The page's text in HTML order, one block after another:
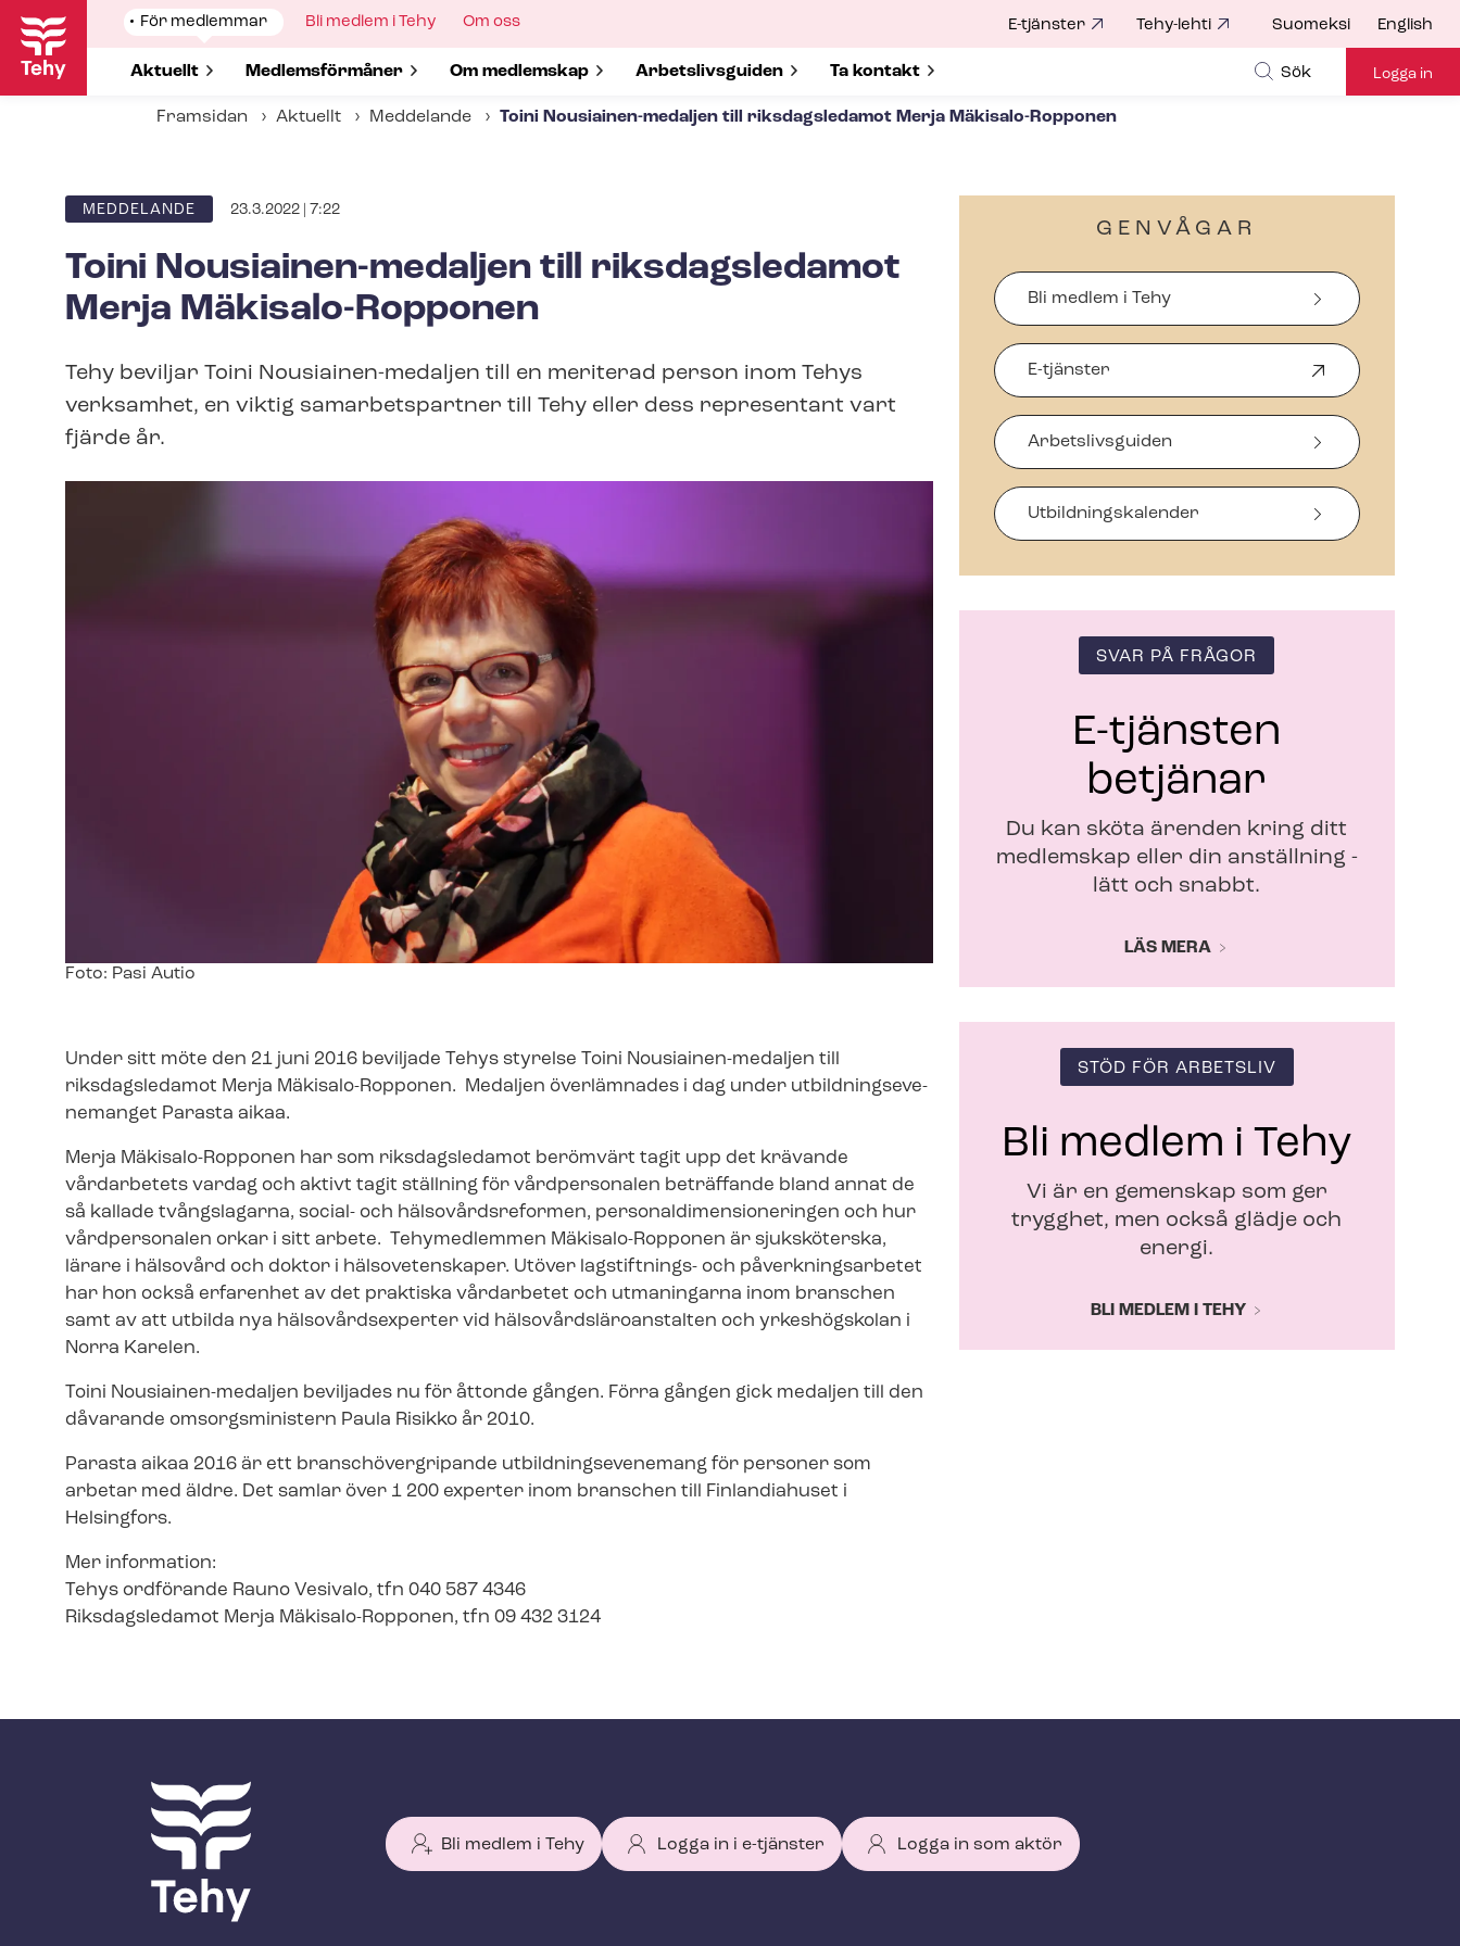
Hoppa
huvudinnehåll
Show
submenu
for
För medlemmar
Show submenu for
Aktuellt Show submenu for
Med­lems­för­må­ner Show submenu for
Om medlemskap Show submenu for
Ar­bets­livs­gui­den Show submenu for
Ta kontakt
Show
for
Bli medlem i Tehy
Show
Om oss E-tjänster Tehy-lehti Suomeksi English
Sök Logga in
Framsidan Aktuellt Meddelande Toini Nousiainen-​medaljen till riksdagsledamot Merja Mäkisalo-Ropponen
ARTICLE
MEDDELANDE 23.3.2022 | 7:22
Toini Nousiainen-​medaljen till riksdagsledamot
Merja Mäkisalo-Ropponen
Tehy beviljar Toini Nousiainen-​medaljen till en meriterad person inom Tehys
verksamhet, en viktig samarbetspartner till Tehy eller dess representant vart
fjärde år.
Image
Foto: Pasi Autio
Under sitt möte den 21 juni 2016 beviljade Tehys styrelse Toini Nousiainen-​medaljen till
riksdagsledamot Merja Mäkisalo-Ropponen. Medaljen överlämnades i dag under ut­bild­nings­e­ve­
ne­mang­et Parasta aikaa.
Merja Mäkisalo-Ropponen har som riksdagsledamot berömvärt tagit upp det krävande
vårdarbetets vardag och aktivt tagit ställning för vårdpersonalen beträffande bland annat de
så kallade tvångslagarna, social- och häl­so­vårds­re­for­men, per­so­nal­di­men­sio­ne­ring­en och hur
vårdpersonalen orkar i sitt arbete. Tehymedlemmen Mäkisalo-Ropponen är sjuksköterska,
lärare i hälsovård och doktor i hälsovetenskaper. Utöver lagstiftnings- och på­verk­nings­ar­be­tet
har hon också erfarenhet av det praktiska vårdarbetet och utmaningarna inom branschen
samt av att utbilda nya häl­so­vårds­ex­per­ter vid häl­so­vårds­läro­an­stal­ten och yrkeshögskolan i
Norra Karelen.
Toini Nousiainen-​medaljen beviljades nu för åttonde gången. Förra gången gick medaljen till den
dåvarande omsorgsministern Paula Risikko år 2010.
Parasta aikaa 2016 är ett bran­schö­ver­gri­pan­de ut­bild­nings­e­ve­ne­mang för personer som
arbetar med äldre. Det samlar över 1 200 experter inom branschen till Finlandiahuset i
Helsingfors.
Mer information:
Tehys ordförande Rauno Vesivalo, tfn 040 587 4346
Riksdagsledamot Merja Mäkisalo-Ropponen, tfn 09 432 3124
GENVÅGAR
Bli medlem i Tehy
E-tjänster
Ö
p
n
a
s
i
t
Arbetslivsguiden
Ut­bild­nings­ka­len­der
SVAR PÅ FRÅGOR
E-tjänsten
betjänar
Du kan sköta ärenden kring ditt
medlemskap eller din anställning -
lätt och snabbt.
LÄS MERA
STÖD FÖR ARBETSLIV
Bli medlem i Tehy
Vi är en gemenskap som ger
trygghet, men också glädje och
energi.
BLI MEDLEM I TEHY
Bli medlem i Tehy Logga in i e-tjänster Logga in som aktör